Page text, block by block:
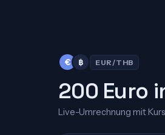
€ ฿ EUR/THB
200 Euro
Live-Umrechnung mit